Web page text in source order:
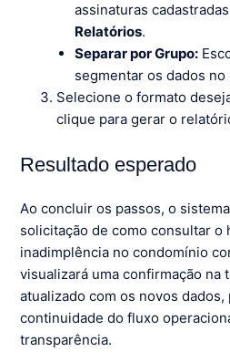
assinaturas
Relatórios.
Separar por Grupo:
segmentar os dados
Selecione o formato
clique para gerar o
Resultado esperado
Ao concluir os passos, o
solicitação de como consultar o
inadimplência no condomínio
visualizará uma confirmação na
atualizado com os novos
continuidade do fluxo
transparência.